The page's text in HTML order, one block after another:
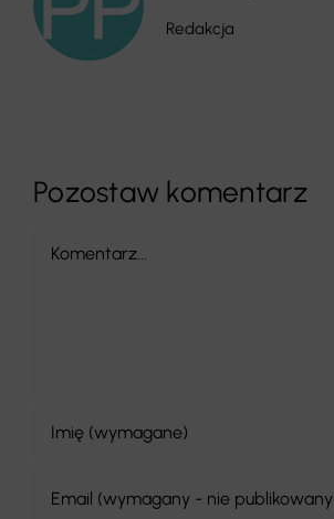
Redakcja
Pozostaw komentarz
Comment